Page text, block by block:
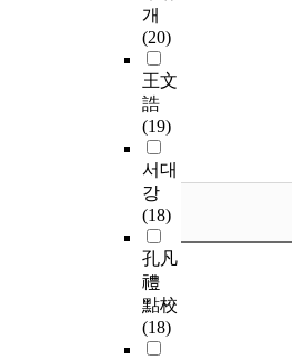
개
(20)
王文
誥
(19)
서대
강
(18)
孔凡
禮
點校
(18)